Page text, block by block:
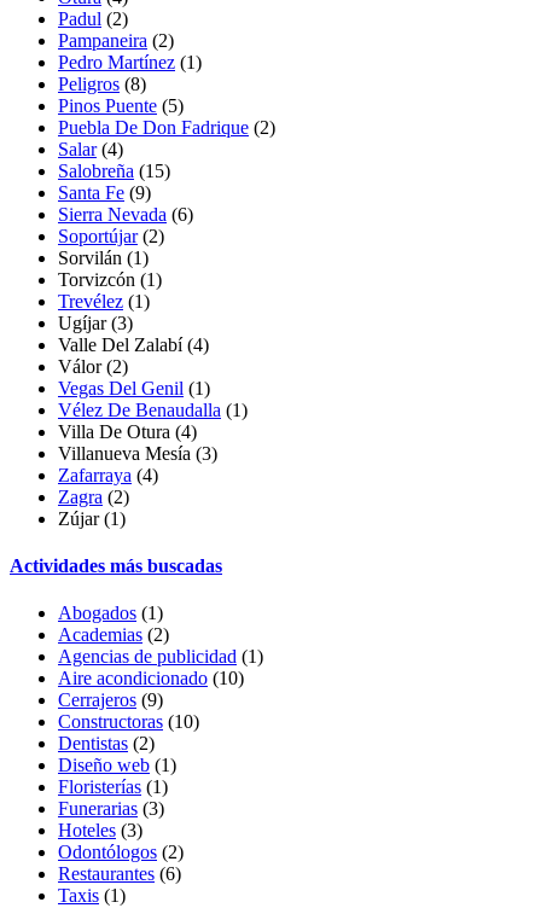
Padul (2)
Pampaneira (2)
Pedro Martínez (1)
Peligros (8)
Pinos Puente (5)
Puebla De Don Fadrique (2)
Salar(4)
Salobreña (15)
Santa Fe (9)
Sierra Nevada (6)
Soportújar(2)
Sorvilán (1)
Torvizcón (1)
Trevélez (1)
Ugíjar(3)
Valle Del Zalabí(4)
Válor(2)
Vegas Del Genil (1)
Vélez De Benaudalla (1)
Villa De Otura (4)
Villanueva Mesía (3)
Zafarraya (4)
Zagra (2)
Zújar(1)
Actividades más buscadas
Abogados (1)
Academias (2)
Agencias de publicidad (1)
Aire acondicionado (10)
Cerrajeros (9)
Constructoras (10)
Dentistas (2)
Diseño web (1)
Floristerías (1)
Funerarias (3)
Hoteles (3)
Odontólogos (2)
Restaurantes (6)
Taxis (1)